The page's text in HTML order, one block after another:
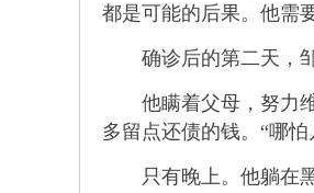
都是可能的后果。他需
确诊后的第二天，邹
他瞒着父母，努力维
多留点还债的钱。“哪
只有晚上。他躺在黑